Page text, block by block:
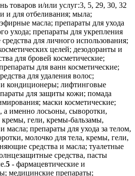
товаров и/или услуг:3, 5, 29, 30, 32
и для отбеливания; мыла;
масла; препараты для ухода
ухода; препараты для укрепления
для личного использования;
целей; дезодоранты и
для бровей косметические;
для ванн косметические;
для удаления волос;
кондиционеры; лифтинговые
для защиты кожи; помада
маски косметические;
а именно лосьоны, сыворотки,
кремы, гели, кремы-бальзамы,
масла; препараты для ухода за телом,
молочко для тела, кремы, гели,
средства и масла; туалетные
средства, пасты
5 - фармацевтические и
медицинские препараты;